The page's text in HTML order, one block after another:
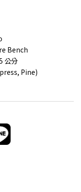
Bench
公分
Pine)